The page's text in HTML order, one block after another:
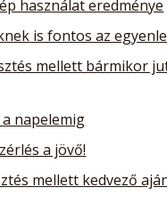
használat eredménye
is fontos az
mellett bármikor
napelemig
a jövő!
mellett kedvező